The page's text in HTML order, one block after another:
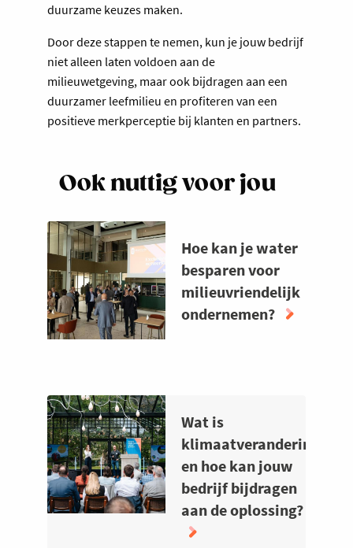
duurzame keuzes maken.
Door deze stappen te nemen, kun je jouw bedrijf
niet alleen laten voldoen aan de
milieuwetgeving, maar ook bijdragen aan een
duurzamer leefmilieu en profiteren van een
positieve merkperceptie bij klanten en partners.
Ook nuttig voor jou
Hoe kan je water
besparen voor
milieuvriendelijk
ondernemen?
JE
WATER
BESPAREN
VOOR
MILIEUVRIENDELIJK
ONDERNEMEN?
Wat is
klimaatverandering
en hoe kan jouw
bedrijf bijdragen
aan de oplossing?